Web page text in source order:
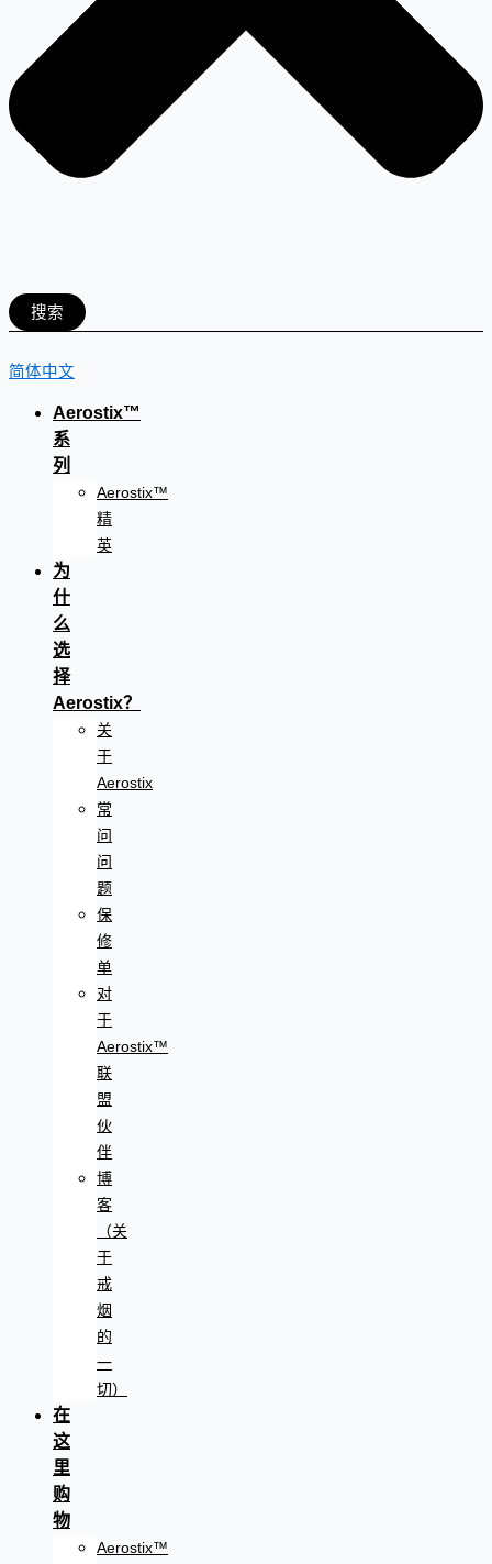
搜索
简体中文
Aerostix™
系
列
Aerostix™
精
英
为
什
么
选
择
Aerostix？
关
于
Aerostix
常
问
问
题
保
修
单
对
于
Aerostix™
联
盟
伙
伴
博
客
（关
于
戒
烟
的
一
切）
在
这
里
购
物
Aerostix™